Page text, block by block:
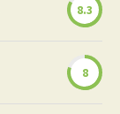
8.3
8